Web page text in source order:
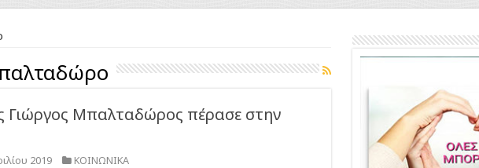
Γιώργος Μπαλταδώρος πέρασε στην
2019 ΚΟΙΝΩΝΙΚΑ